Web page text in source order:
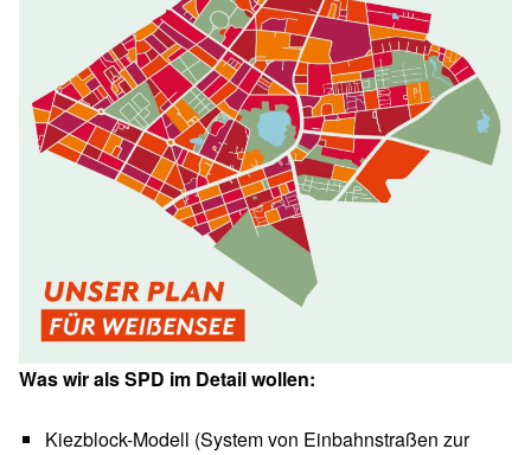
Was wir als SPD im Detail wollen:
Kiezblock-Modell (System von Einbahnstraßen zur